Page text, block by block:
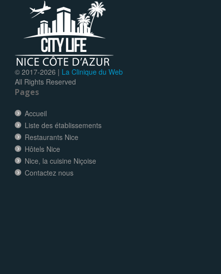
© 2017-2026 | La Clinique du Web
All Rights Reserved
Pages
Accueil
Liste des établissements
Restaurants Nice
Hôtels Nice
Nice, la cuisine Niçoise
Contactez nous